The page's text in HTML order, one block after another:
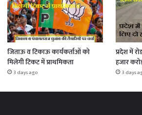
जिताऊ व टिकाऊ कार्यकर्ताओं को
मिलेगी टिकट में प्राथमिकता
3 days ago
प्रदेश में
हजार
3 days